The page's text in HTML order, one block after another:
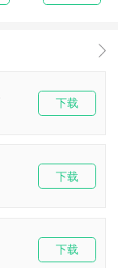
下载
下载
下载